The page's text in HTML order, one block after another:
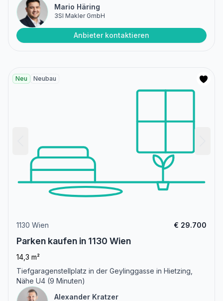
Mario Häring
3SI Makler GmbH
Anbieter kontaktieren
Neu Neubau
1130 Wien € 29.700
Parken kaufen in 1130 Wien
14,3 m²
Tiefgaragenstellplatz in der Geylinggasse in Hietzing,
Nähe U4 (9 Minuten)
Alexander Kratzer